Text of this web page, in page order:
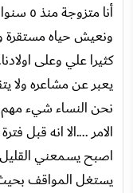
أنا
ونعيش حياه
كثيرا علي وعلى
يعبر عن مشاعره ولا
نحن النساء شيء مهم
الامر ....الا انه قبل
اصبح يسمعني
يستغل المواقف